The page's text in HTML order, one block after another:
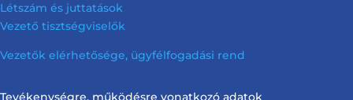
Létszám és juttatások
Vezető tisztségviselők
Vezetők elérhetősége, ügyfélfogadási rend
Tevékenységre, működésre vonatkozó adatok